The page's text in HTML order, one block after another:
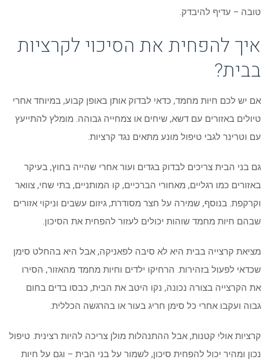
טובה – עדיף להיבדק.
איך להפחית את הסיכוי לקרציות
בבית?
אם יש לכם חיות מחמד, כדאי לבדוק אותן באופן קבוע, במיוחד אחרי
טיולים באזורים עם דשא, שיחים או צמחייה גבוהה. מומלץ להתייעץ
עם וטרינר לגבי טיפול מונע מתאים נגד קרציות.
גם בני הבית צריכים לבדוק בגדים ועור אחרי שהייה בחוץ, בעיקר
באזורים כמו רגליים, מאחורי הברכיים, קו המותניים, בתי שחי, צוואר
וקרקפת. בנוסף, שמירה על חצר מסודרת, גיזום עשבים וניקוי אזורים
שבהם חיות מחמד שוהות יכולים לעזור להפחית את הסיכון.
מציאת קרצייה בבית היא לא סיבה לפאניקה, אבל היא בהחלט סימן
שכדאי לפעול בזהירות. הרחיקו ילדים וחיות מחמד מהאזור, הסירו
את הקרצייה בצורה נכונה, נקו היטב את הבית, כבסו בדים בחום
גבוה ועקבו אחרי כל סימן חריג בעור או בהרגשה הכללית.
קרציות אולי קטנות, אבל ההתנהלות מולן צריכה להיות רצינית. טיפול
נכון ומהיר יכול להפחית סיכון, לשמור על בני הבית – וגם על חיות